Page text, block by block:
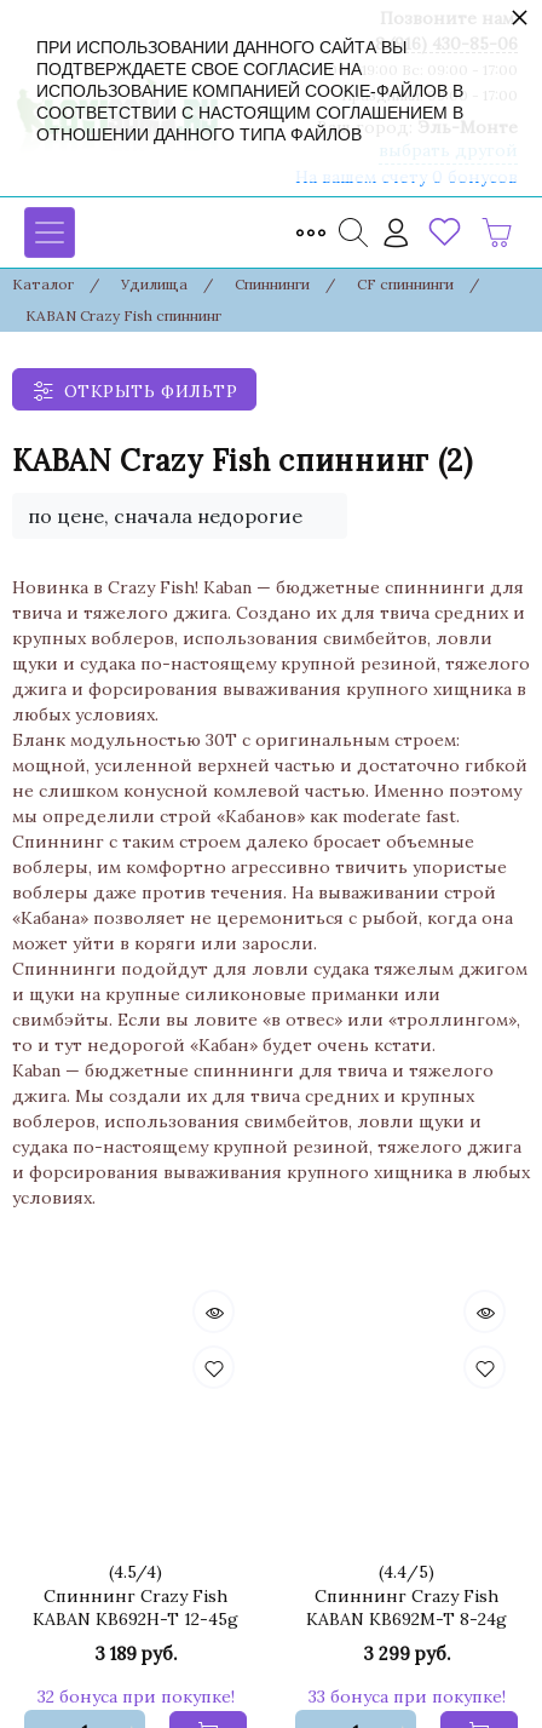
Позвоните нам:
8 (916) 430-85-06
Пн-Сб: 09:00 - 19:00 Вс: 09:00 - 17:00
Праздники: 09:00 - 17:00
Ваш город:
На вашем счету 0 бонусов
Каталог / Удилища / Спиннинги / CF спиннинги
/
KABAN Crazy Fish спиннинг
ОТКРЫТЬ ФИЛЬТР
KABAN Crazy Fish спиннинг (2)
по цене, сначала недорогие
Новинка в Crazy Fish! Kaban — бюджетные спиннинги для
твича и тяжелого джига. Создано их для твича средних и
крупных воблеров, использования свимбейтов, ловли
щуки и судака по-настоящему крупной резиной, тяжелого
джига и форсирования вываживания крупного хищника в
любых условиях.
Бланк модульностью 30T с оригинальным строем:
мощной, усиленной верхней частью и достаточно гибкой
не слишком конусной комлевой частью. Именно поэтому
мы определили строй «Кабанов» как moderate fast.
Спиннинг с таким строем далеко бросает объемные
воблеры, им комфортно агрессивно твичить упористые
воблеры даже против течения. На вываживании строй
«Кабана» позволяет не церемониться с рыбой, когда она
может уйти в коряги или заросли.
Спиннинги подойдут для ловли судака тяжелым джигом
и щуки на крупные силиконовые приманки или
свимбэйты. Если вы ловите «в отвес» или «троллингом»,
то и тут недорогой «Кабан» будет очень кстати.
Kaban — бюджетные спиннинги для твича и тяжелого
джига. Мы создали их для твича средних и крупных
воблеров, использования свимбейтов, ловли щуки и
судака по-настоящему крупной резиной, тяжелого джига
и форсирования вываживания крупного хищника в любых
условиях.
(4.5/4)
Спиннинг Crazy Fish
KABAN KB692H-T 12-45g
3 189 руб.
32 бонуса при покупке!
(4.4/5)
Спиннинг Crazy Fish
KABAN KB692M-T 8-24g
3 299 руб.
33 бонуса при покупке!
ПРИ ИСПОЛЬЗОВАНИИ ДАННОГО САЙТА ВЫ
ПОДТВЕРЖДАЕТЕ СВОЕ СОГЛАСИЕ НА
ИСПОЛЬЗОВАНИЕ КОМПАНИЕЙ COOKIE-ФАЙЛОВ В
СООТВЕТСТВИИ С НАСТОЯЩИМ СОГЛАШЕНИЕМ В
ОТНОШЕНИИ ДАННОГО ТИПА ФАЙЛОВ
×